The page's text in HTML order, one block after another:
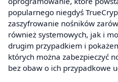
popularnego niegdyś
zaszyfrowanie nośników
również systemowych, jak i
drugim przypadkiem i
których można zabezpieczyć
bez obaw o ich przypadkowe